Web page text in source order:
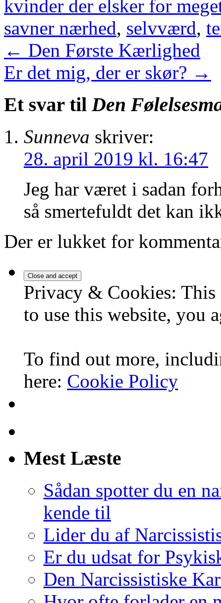
kvinder der elsker for
savner nærhed, selvværd,
← Den Første Kærlighed
Er det mig, der er skør? →
Et svar til Den
Sunneva skriver:
28. april 2019 kl. 16:47
Jeg har været i sadan
så smertefuldt det kan
Der er lukket for
Privacy & Cookies:
to use this website, you
To find out more,
here: Cookie Policy
Mest Læste
Sådan spotter du en
kende til
Lider du af
Er du udsat for
Den Narcissistiske